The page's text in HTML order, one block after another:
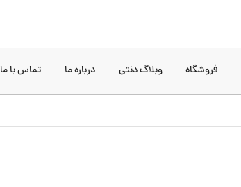
فروشگاه وبلاگ دنتی درباره ما تماس با ما